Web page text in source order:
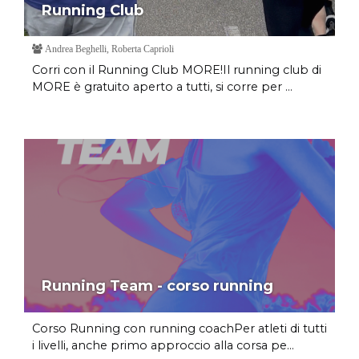
Running Club
Andrea Beghelli, Roberta Caprioli
Corri con il Running Club MORE!Il running club di
MORE è gratuito aperto a tutti, si corre per ...
Running Team - corso running
Corso Running con running coachPer atleti di tutti
i livelli, anche primo approccio alla corsa pe...